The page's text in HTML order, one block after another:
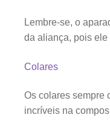
Lembre-se, o
da aliança, pois
Colares
Os colares sempre
incríveis na